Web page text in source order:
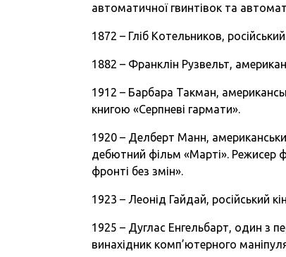
автоматичної гвинтівок та
1872 – Гліб Котельников,
1882 – Франклін Рузвельт,
1912 – Барбара Такман,
книгою «Серпневі гармати».
1920 – Делберт Манн,
дебютний фільм «Марті». Режисер
фронті без змін».
1923 – Леонід Гайдай, російський
1925 – Дуглас Енгельбарт, один з
винахідник комп’ютерного